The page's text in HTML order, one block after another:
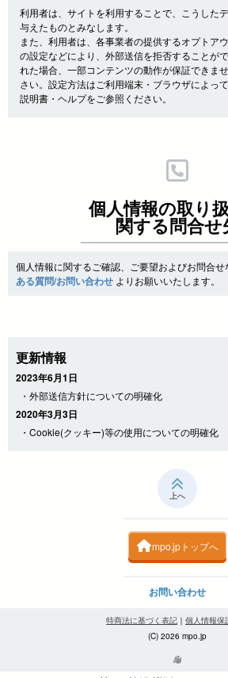
利用者は、サイトを利用することで、こうした
与えたものとみなします。
また、利用者は、各事業者の提供するオプトア
の設定などにより、外部送信を拒否することが
れた場合、一部コンテンツの動作が保証できま
さい。設定方法はご利用端末・ブラウザによっ
説明書・ヘルプをご参照ください。
個人情報の取り
関する問合せ
個人情報に関するご確認、ご要望およびお問合せ
ある質問/お問い合わせよりお願いいたします。
更新情報
2023年6月1日
・外部送信方針についての明確化
2020年3月3日
・Cookie(クッキー)等の使用についての明確化
上へ
mpo.jpトップへ
お問い合わせ
特商法に基づく表記 ｜ 個人情報保
(C) 2026 mpo.jp